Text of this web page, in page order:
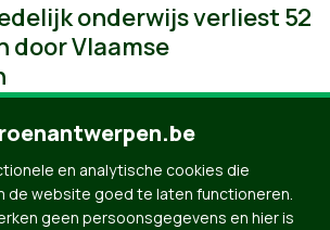
onderwijs verliest 52
door Vlaamse
en analytische cookies die
de website goed te laten functioneren.
geen persoonsgegevens en hier is